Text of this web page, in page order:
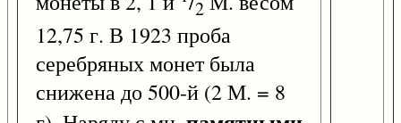
2
12,75 г. В 1923 проба
серебряных монет была
снижена до 500-й (2 М. = 8